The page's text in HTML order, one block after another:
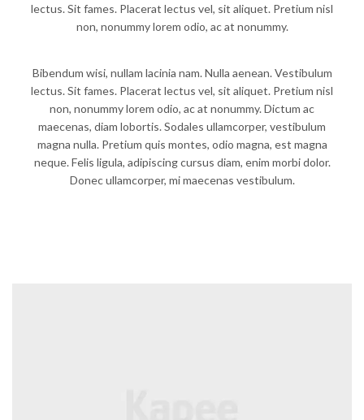
lectus. Sit fames. Placerat lectus vel, sit aliquet. Pretium nisl
non, nonummy lorem odio, ac at nonummy.
Bibendum wisi, nullam lacinia nam. Nulla aenean. Vestibulum
lectus. Sit fames. Placerat lectus vel, sit aliquet. Pretium nisl
non, nonummy lorem odio, ac at nonummy. Dictum ac
maecenas, diam lobortis. Sodales ullamcorper, vestibulum
magna nulla. Pretium quis montes, odio magna, est magna
neque. Felis ligula, adipiscing cursus diam, enim morbi dolor.
Donec ullamcorper, mi maecenas vestibulum.